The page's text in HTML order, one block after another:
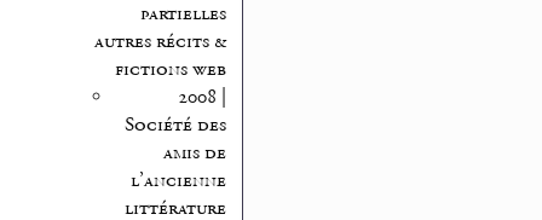
partielles
autres récits &
fictions web
2008 |
Société des
amis de
l’ancienne
littérature